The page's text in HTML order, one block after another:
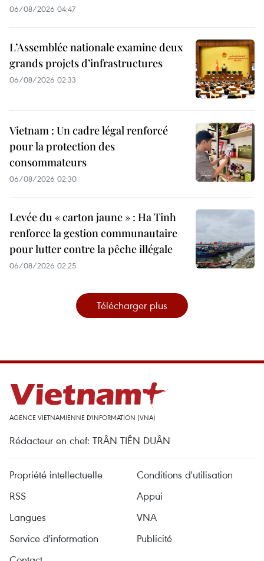
06/08/2026 04:47
L’Assemblée nationale examine deux
grands projets d’infrastructures
06/08/2026 02:33
Vietnam : Un cadre légal renforcé
pour la protection des
consommateurs
06/08/2026 02:30
Levée du « carton jaune » : Ha Tinh
renforce la gestion communautaire
pour lutter contre la pêche illégale
06/08/2026 02:25
Télécharger plus
AGENCE VIETNAMIENNE D'INFORMATION (VNA)
Rédacteur en chef: TRÂN TIÊN DUÂN
Propriété intellectuelle
Conditions d'utilisation
RSS
Appui
Langues
VNA
Service d'information
Publicité